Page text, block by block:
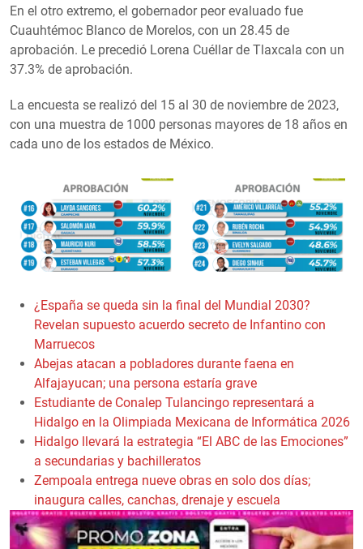
En el otro extremo, el gobernador peor evaluado fue
Cuauhtémoc Blanco de Morelos, con un 28.45 de
aprobación. Le precedió Lorena Cuéllar de Tlaxcala con un
37.3% de aprobación.
La encuesta se realizó del 15 al 30 de noviembre de 2023,
con una muestra de 1000 personas mayores de 18 años en
cada uno de los estados de México.
¿España se queda sin la final del Mundial 2030?
Revelan supuesto acuerdo secreto de Infantino con
Marruecos
Abejas atacan a pobladores durante faena en
Alfajayucan; una persona estaría grave
Estudiante de Conalep Tulancingo representará a
Hidalgo en la Olimpiada Mexicana de Informática 2026
Hidalgo llevará la estrategia “El ABC de las Emociones”
a secundarias y bachilleratos
Zempoala entrega nueve obras en solo dos días;
inaugura calles, canchas, drenaje y escuela